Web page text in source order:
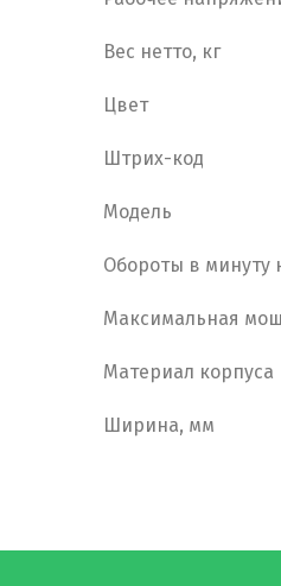
Вес нетто, кг
Цвет
Штрих-код
Модель
Обороты в минуту
Максимальная
Материал корпуса
Ширина, мм